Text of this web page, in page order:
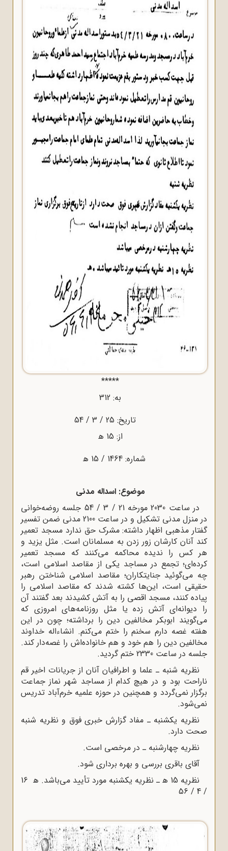
موضوع: اسداله مدنى
در ساعت 2030 مورخه 21 / 3 / 54 جلسه روضه‌خوانى
در منزل مدنى تشکیل و در ساعت 2100 مدنى ضمن تفسیر
مذهبى اظهار داشته: مشرک حق ندارد مسجد تعمیر
آنان کارشان زور زدن به مسلمانان است. مثل یزید و
کس را ندیده محاکمه مى‌کنند که مسجد تعمیر
تجمع در مساجد یکى از مقاصد اسلامى است،
مى‌گوئید جنایتکاران؛ مقاصد اسلامى شناختن رهبر
است، این‌ها کشته شدند که مقاصد اسلامى را
کنند، مسجد اقصى را به آتش کشیدند بعد گفتند آن
دیوانه‌اى آتش زده یا مثل روزنامه‌هاى امروزى که
ابوبکر مخالفین دین را برداشته؛ چون در این
غصه دارم سخنم را ختم مى‌کنم. انشاءاله خداوند
دین را هم خود و هم خانواده‌اش را غصه‌دار کند.
در ساعت 2330 ختم گردید.
نظریه شنبه ـ علما و اطرافیان آنان از جریانات اخیر قم
بود و در هیچ کدام از مساجد شهر نماز جماعت
نمى‌گردد و همچنین در حوزه علمیه خرم‌آباد تدریس
نظریه یکشنبه ـ مفاد گزارش خبرى فوق و نظریه شنبه
دارد.
نظریه چهارشنبه ـ در مرخصى است.
آقاى باقرى بررسى و بهره بردارى شود.
نظریه 15 ﻫ ـ نظریه یکشنبه مورد تأیید مى‌باشد. ﻫ 16